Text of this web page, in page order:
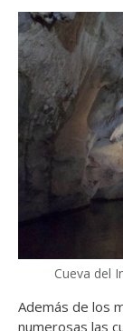
Cueva del
Además de los
numerosas las